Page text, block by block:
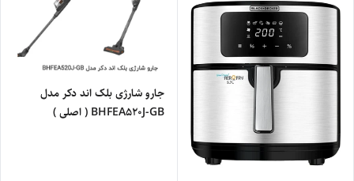
جارو شارژی بلک اند دکر مدل
BHFEA520J-GB ( اصلی )